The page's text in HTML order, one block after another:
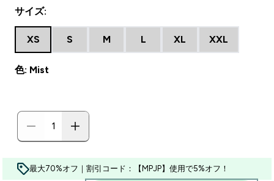
サイズ:
XS S M L XL XXL
色: Mist
最大70%オフ｜割引コード：【MPJP】使用で5%オフ！